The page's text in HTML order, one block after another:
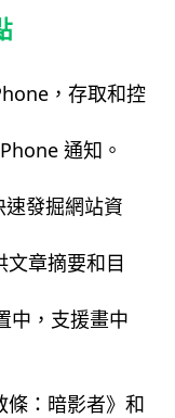
，存取和控
通知。
發掘網站資
章摘要和目
中，支援畫中
條：暗影者》和